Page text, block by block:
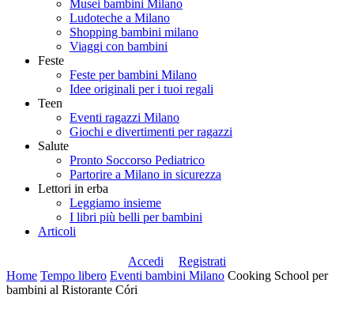
Musei bambini Milano
Ludoteche a Milano
Shopping bambini milano
Viaggi con bambini
Feste
Feste per bambini Milano
Idee originali per i tuoi regali
Teen
Eventi ragazzi Milano
Giochi e divertimenti per ragazzi
Salute
Pronto Soccorso Pediatrico
Partorire a Milano in sicurezza
Lettori in erba
Leggiamo insieme
I libri più belli per bambini
Articoli
Accedi
Registrati
Home Tempo libero Eventi bambini Milano Cooking School per
bambini al Ristorante Córi